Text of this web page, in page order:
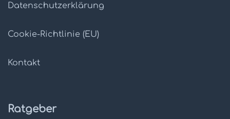
Datenschutz­erklärung
Cookie-Richtlinie (EU)
Kontakt
Ratgeber